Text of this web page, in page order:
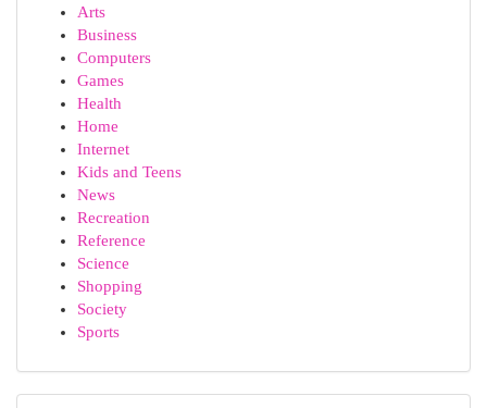
Arts
Business
Computers
Games
Health
Home
Internet
Kids and Teens
News
Recreation
Reference
Science
Shopping
Society
Sports